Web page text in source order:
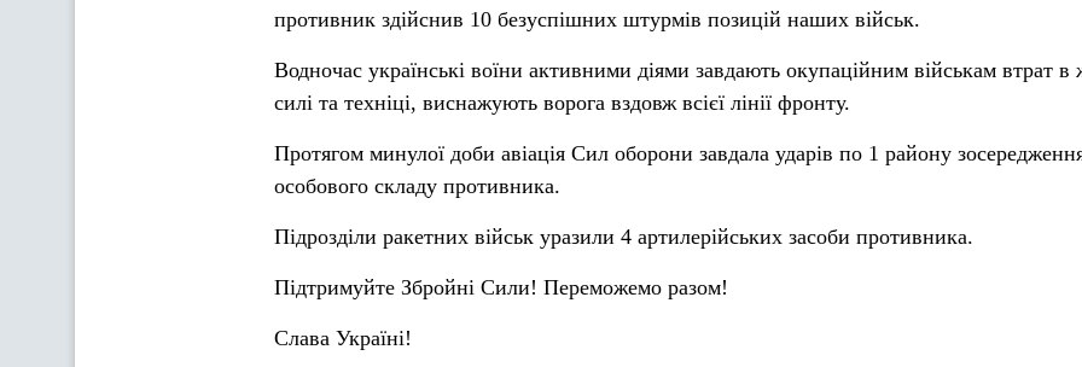
противник здійснив 10 безуспішних штурмів позицій наших військ.
Водночас українські воїни активними діями завдають окупаційним військам втрат в
силі та техніці, виснажують ворога вздовж всієї лінії фронту.
Протягом минулої доби авіація Сил оборони завдала ударів по 1 району
особового складу противника.
Підрозділи ракетних військ уразили 4 артилерійських засоби противника.
Підтримуйте Збройні Сили! Переможемо разом!
Слава Україні!